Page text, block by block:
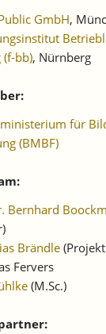
GmbH,
(f-bb), Nürnberg
für
(BMBF)
Bernhard
Brändle
Fervers
(M.Sc.)